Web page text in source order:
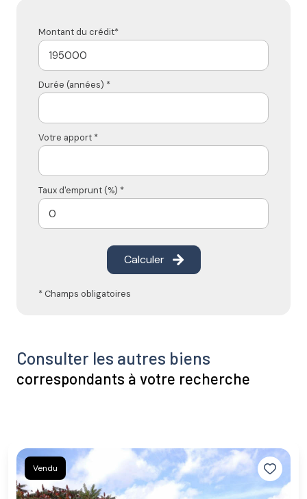
Montant du crédit*
Durée (années) *
Votre apport *
Taux d'emprunt (%) *
Calculer
* Champs obligatoires
Consulter les autres biens
correspondants à votre recherche
Vendu